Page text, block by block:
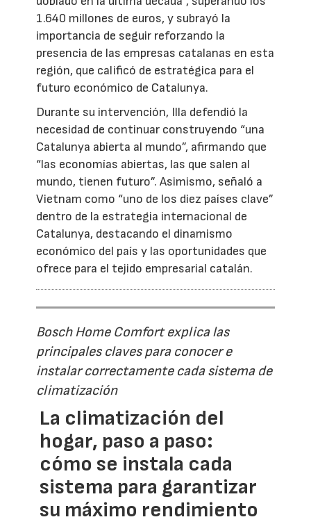
1.640 millones de euros, y subrayó la
importancia de seguir reforzando la
presencia de las empresas catalanas en esta
región, que calificó de estratégica para el
futuro económico de Catalunya.
Durante su intervención, Illa defendió la
necesidad de continuar construyendo “una
Catalunya abierta al mundo”, afirmando que
“las economías abiertas, las que salen al
mundo, tienen futuro”. Asimismo, señaló a
Vietnam como “uno de los diez países clave”
dentro de la estrategia internacional de
Catalunya, destacando el dinamismo
económico del país y las oportunidades que
ofrece para el tejido empresarial catalán.
Bosch Home Comfort explica las
principales claves para conocer e
instalar correctamente cada sistema de
climatización
La climatización del
hogar, paso a paso:
cómo se instala cada
sistema para garantizar
su máximo rendimiento